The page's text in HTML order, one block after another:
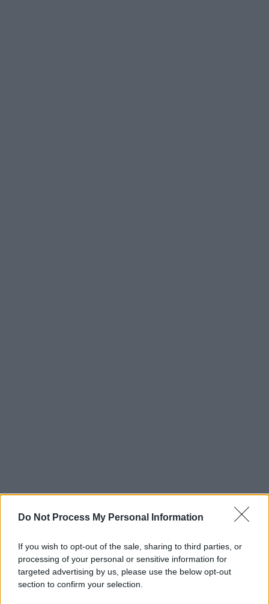
Do Not Process My Personal Information
If you wish to opt-out of the sale, sharing to third parties, or
processing of your personal or sensitive information for
targeted advertising by us, please use the below opt-out
section to confirm your selection.